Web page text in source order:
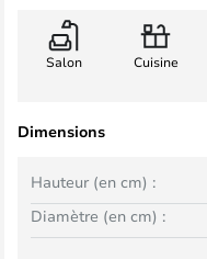
Salon Cuisine
Dimensions
Hauteur (en cm) :
Diamètre (en cm) :